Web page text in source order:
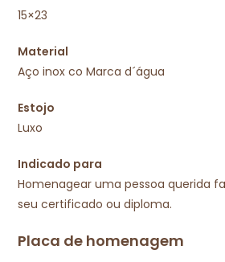
15×23
Material
Aço inox co Marca d´água
Estojo
Luxo
Indicado para
Homenagear uma pessoa querida
seu certificado ou diploma.
Placa de homenagem